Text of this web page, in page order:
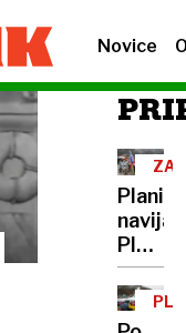
Novice
Planica
je
tudi
v